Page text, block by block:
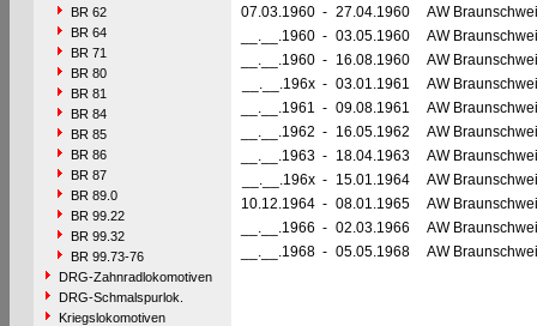
BR 62
BR 64
BR 71
BR 80
BR 81
BR 84
BR 85
BR 86
BR 87
BR 89.0
BR 99.22
BR 99.32
BR 99.73-76
DRG-Zahnradlokomotiven
DRG-Schmalspurlok.
Kriegslokomotiven
07.03.1960 - 27.04.1960
AW
__.__.1960 - 03.05.1960
AW
__.__.1960 - 16.08.1960
AW
__.__.196x - 03.01.1961
AW
__.__.1961 - 09.08.1961
AW
__.__.1962 - 16.05.1962
AW
__.__.1963 - 18.04.1963
AW
__.__.196x - 15.01.1964
AW
10.12.1964 - 08.01.1965
AW
__.__.1966 - 02.03.1966
AW
__.__.1968 - 05.05.1968 AW